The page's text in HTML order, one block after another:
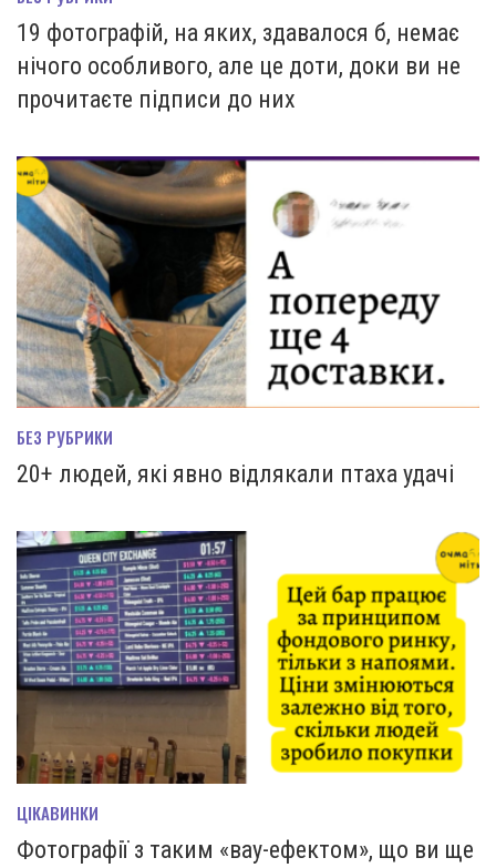
19 фотографій, на яких, здавалося б, немає
нічого особливого, але це доти, доки ви не
прочитаєте підписи до них
БЕЗ РУБРИКИ
20+ людей, які явно відлякали птаха удачі
ЦІКАВИНКИ
Фотографії з таким «вау-ефектом», що ви ще